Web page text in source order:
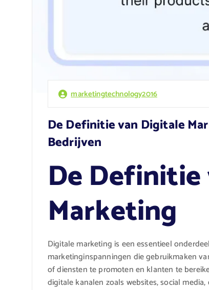
marketingtechnology2016
De Definitie van Digitale
Bedrijven
De
Marketing
Digitale marketing is een essentieel
marketinginspanningen die gebruikmaken
of diensten te promoten en klanten te
digitale kanalen zoals websites, social